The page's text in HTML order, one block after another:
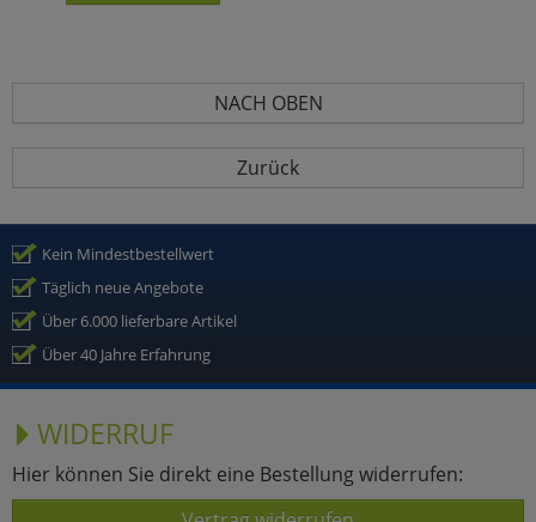
NACH OBEN
Zurück
Kein Mindestbestellwert
Täglich neue Angebote
Über 6.000 lieferbare Artikel
Über 40 Jahre Erfahrung
WIDERRUF
Hier können Sie direkt eine Bestellung widerrufen: